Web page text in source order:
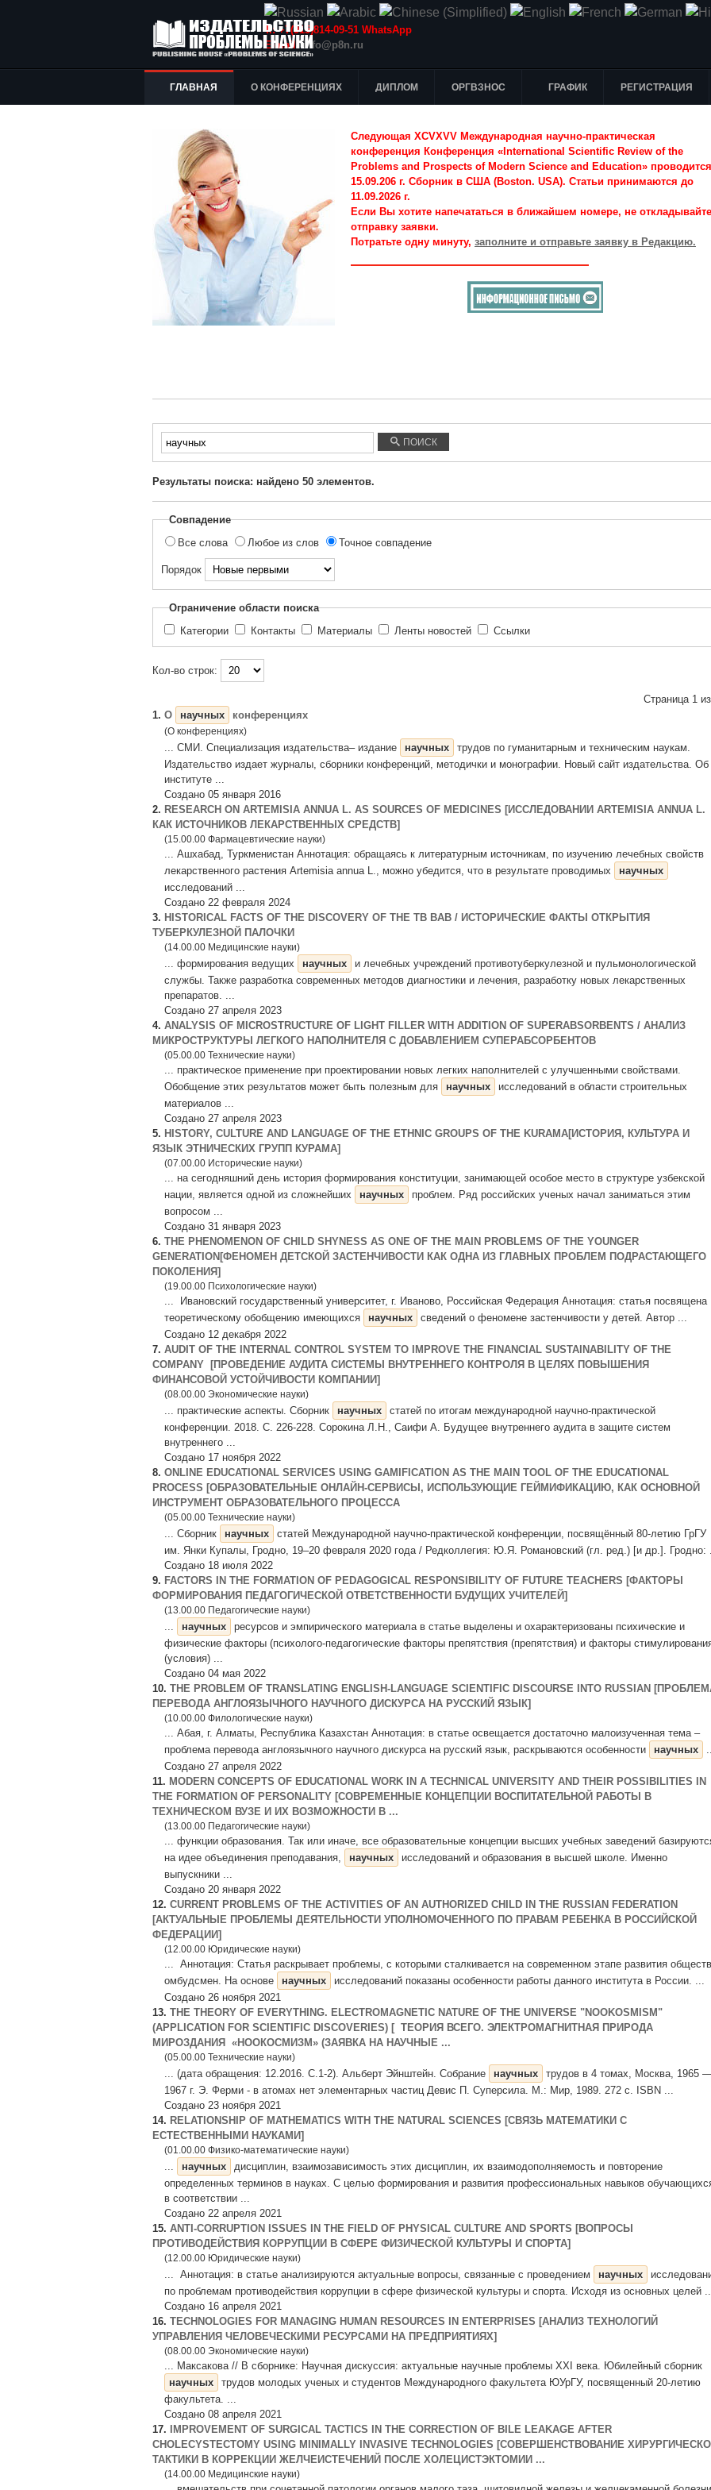
Т.: +7(915)814-09-51 WhatsApp
E-mail:info@p8n.ru
ГЛАВНАЯ О КОНФЕРЕНЦИЯХ ДИПЛОМ ОРГВЗНОС ГРАФИК РЕГИСТРАЦИЯ
Следующая XCVXVV Международная научно-практическая
конференция Конференция «International Scientific Review of the
Problems and Prospects of Modern Science and Education» проводится
15.09.206 г. Сборник в США (Boston. USA). Статьи принимаются до
11.09.2026 г.
Если Вы хотите напечататься в ближайшем номере, не откладывайте
отправку заявки.
Потратьте одну минуту, заполните и отправьте заявку в Редакцию.
Введите
текст
поиска...
ПОИСК
Результаты поиска: найдено 50 элементов.
Совпадение
Все слова
Любое из слов Точное совпадение
Порядок
Ограничение области поиска
Категории
Контакты Материалы Ленты новостей Ссылки
Кол-во строк:
Страница 1
1. О научных конференциях
(О конференциях)
... СМИ. Специализация издательства– издание научных
трудов по гуманитарным и техническим наукам.
Издательство издает журналы, сборники конференций, методички и монографии. Новый сайт издательства. Об
институте ...
Создано 05 января 2016
2. RESEARCH ON ARTEMISIA ANNUA L. AS SOURCES OF MEDICINES [ИССЛЕДОВАНИИ ARTEMISIA ANNUA L.
КАК ИСТОЧНИКОВ ЛЕКАРСТВЕННЫХ СРЕДСТВ]
(15.00.00 Фармацевтические науки)
... Ашхабад, Туркменистан Аннотация: обращаясь к литературным источникам, по изучению лечебных свойств
лекарственного растения Artemisia annua L., можно убедится, что в результате проводимых
научных
исследований ...
Создано 22 февраля 2024
3. HISTORICAL FACTS OF THE DISCOVERY OF THE TB BAB / ИСТОРИЧЕСКИЕ ФАКТЫ ОТКРЫТИЯ
ТУБЕРКУЛЕЗНОЙ ПАЛОЧКИ
(14.00.00 Медицинские науки)
... формирования ведущих научных
и лечебных учреждений противотуберкулезной и пульмонологической
службы. Также разработка современных методов диагностики и лечения, разработку новых лекарственных
препаратов. ...
Создано 27 апреля 2023
4. ANALYSIS OF MICROSTRUCTURE OF LIGHT FILLER WITH ADDITION OF SUPERABSORBENTS / АНАЛИЗ
МИКРОСТРУКТУРЫ ЛЕГКОГО НАПОЛНИТЕЛЯ С ДОБАВЛЕНИЕМ СУПЕРАБСОРБЕНТОВ
(05.00.00 Технические науки)
... практическое применение при проектировании новых легких наполнителей с улучшенными свойствами.
Обобщение этих результатов может быть полезным для
научных
исследований в области строительных
материалов ...
Создано 27 апреля 2023
5. HISTORY, CULTURE AND LANGUAGE OF THE ETHNIC GROUPS OF THE KURAMA[ИСТОРИЯ, КУЛЬТУРА И
ЯЗЫК ЭТНИЧЕСКИХ ГРУПП КУРАМА]
(07.00.00 Исторические науки)
... на сегодняшний день история формирования конституции, занимающей особое место в структуре узбекской
нации, является одной из сложнейших
научных
проблем. Ряд российских ученых начал заниматься этим
вопросом ...
Создано 31 января 2023
6. THE PHENOMENON OF CHILD SHYNESS AS ONE OF THE MAIN PROBLEMS OF THE YOUNGER
GENERATION[ФЕНОМЕН ДЕТСКОЙ ЗАСТЕНЧИВОСТИ КАК ОДНА ИЗ ГЛАВНЫХ ПРОБЛЕМ ПОДРАСТАЮЩЕГО
ПОКОЛЕНИЯ]
(19.00.00 Психологические науки)
... Ивановский государственный университет, г. Иваново, Российская Федерация Аннотация: статья посвящена
теоретическому обобщению имеющихся
научных
сведений о феномене застенчивости у детей. Автор ...
Создано 12 декабря 2022
7. AUDIT OF THE INTERNAL CONTROL SYSTEM TO IMPROVE THE FINANCIAL SUSTAINABILITY OF THE
COMPANY [ПРОВЕДЕНИЕ АУДИТА СИСТЕМЫ ВНУТРЕННЕГО КОНТРОЛЯ В ЦЕЛЯХ ПОВЫШЕНИЯ
ФИНАНСОВОЙ УСТОЙЧИВОСТИ КОМПАНИИ]
(08.00.00 Экономические науки)
... практические аспекты. Сборник научных
статей по итогам международной научно-практической
конференции. 2018. С. 226-228. Сорокина Л.Н., Саифи А. Будущее внутреннего аудита в защите систем
внутреннего ...
Создано 17 ноября 2022
8. ONLINE EDUCATIONAL SERVICES USING GAMIFICATION AS THE MAIN TOOL OF THE EDUCATIONAL
PROCESS [ОБРАЗОВАТЕЛЬНЫЕ ОНЛАЙН-СЕРВИСЫ, ИСПОЛЬЗУЮЩИЕ ГЕЙМИФИКАЦИЮ, КАК ОСНОВНОЙ
ИНСТРУМЕНТ ОБРАЗОВАТЕЛЬНОГО ПРОЦЕССА
(05.00.00 Технические науки)
... Сборник научных
статей Международной научно-практической конференции, посвящённый 80-летию ГрГУ
им. Янки Купалы, Гродно, 19–20 февраля 2020 года / Редколлегия: Ю.Я. Романовский (гл. ред.) [и др.]. Гродно:
Создано 18 июля 2022
9. FACTORS IN THE FORMATION OF PEDAGOGICAL RESPONSIBILITY OF FUTURE TEACHERS [ФАКТОРЫ
ФОРМИРОВАНИЯ ПЕДАГОГИЧЕСКОЙ ОТВЕТСТВЕННОСТИ БУДУЩИХ УЧИТЕЛЕЙ]
(13.00.00 Педагогические науки)
... научных
ресурсов и эмпирического материала в статье выделены и охарактеризованы психические и
физические факторы (психолого-педагогические факторы препятствия (препятствия) и факторы
(условия) ...
Создано 04 мая 2022
10. THE PROBLEM OF TRANSLATING ENGLISH-LANGUAGE SCIENTIFIC DISCOURSE INTO RUSSIAN
ПЕРЕВОДА АНГЛОЯЗЫЧНОГО НАУЧНОГО ДИСКУРСА НА РУССКИЙ ЯЗЫК]
(10.00.00 Филологические науки)
... Абая, г. Алматы, Республика Казахстан Аннотация: в статье освещается достаточно малоизученная тема –
проблема перевода англоязычного научного дискурса на русский язык, раскрываются особенности
научных
Создано 27 апреля 2022
11. MODERN CONCEPTS OF EDUCATIONAL WORK IN A TECHNICAL UNIVERSITY AND THEIR POSSIBILITIES IN
THE FORMATION OF PERSONALITY [СОВРЕМЕННЫЕ КОНЦЕПЦИИ ВОСПИТАТЕЛЬНОЙ РАБОТЫ В
ТЕХНИЧЕСКОМ ВУЗЕ И ИХ ВОЗМОЖНОСТИ В ...
(13.00.00 Педагогические науки)
... функции образования. Так или иначе, все образовательные концепции высших учебных заведений
на идее объединения преподавания,
научных
исследований и образования в высшей школе. Именно
выпускники ...
Создано 20 января 2022
12. CURRENT PROBLEMS OF THE ACTIVITIES OF AN AUTHORIZED CHILD IN THE RUSSIAN FEDERATION
[АКТУАЛЬНЫЕ ПРОБЛЕМЫ ДЕЯТЕЛЬНОСТИ УПОЛНОМОЧЕННОГО ПО ПРАВАМ РЕБЕНКА В РОССИЙСКОЙ
ФЕДЕРАЦИИ]
(12.00.00 Юридические науки)
... Аннотация: Статья раскрывает проблемы, с которыми сталкивается на современном этапе развития
омбудсмен. На основе
научных
исследований показаны особенности работы данного института в России. ...
Создано 26 ноября 2021
13. THE THEORY OF EVERYTHING. ELECTROMAGNETIC NATURE OF THE UNIVERSE "NOOKOSMISM"
(APPLICATION FOR SCIENTIFIC DISCOVERIES) [ ТЕОРИЯ ВСЕГО. ЭЛЕКТРОМАГНИТНАЯ ПРИРОДА
МИРОЗДАНИЯ «НООКОСМИЗМ» (ЗАЯВКА НА НАУЧНЫЕ ...
(05.00.00 Технические науки)
... (дата обращения: 12.2016. С.1-2). Альберт Эйнштейн. Собрание научных
трудов в 4 томах, Москва, 1965
1967 г. Э. Ферми - в атомах нет элементарных частиц Девис П. Суперсила. М.: Мир, 1989. 272 c. ISBN ...
Создано 23 ноября 2021
14. RELATIONSHIP OF MATHEMATICS WITH THE NATURAL SCIENCES [СВЯЗЬ МАТЕМАТИКИ С
ЕСТЕСТВЕННЫМИ НАУКАМИ]
(01.00.00 Физико-математические науки)
... научных
дисциплин, взаимозависимость этих дисциплин, их взаимодополняемость и повторение
определенных терминов в науках. С целью формирования и развития профессиональных навыков
в соответствии ...
Создано 22 апреля 2021
15. ANTI-CORRUPTION ISSUES IN THE FIELD OF PHYSICAL CULTURE AND SPORTS [ВОПРОСЫ
ПРОТИВОДЕЙСТВИЯ КОРРУПЦИИ В СФЕРЕ ФИЗИЧЕСКОЙ КУЛЬТУРЫ И СПОРТА]
(12.00.00 Юридические науки)
... Аннотация: в статье анализируются актуальные вопросы, связанные с проведением научных
по проблемам противодействия коррупции в сфере физической культуры и спорта. Исходя из основных целей
Создано 16 апреля 2021
16. TECHNOLOGIES FOR MANAGING HUMAN RESOURCES IN ENTERPRISES [АНАЛИЗ ТЕХНОЛОГИЙ
УПРАВЛЕНИЯ ЧЕЛОВЕЧЕСКИМИ РЕСУРСАМИ НА ПРЕДПРИЯТИЯХ]
(08.00.00 Экономические науки)
... Максакова // В сборнике: Научная дискуссия: актуальные научные проблемы XXΙ века. Юбилейный сборник
научных
трудов молодых ученых и студентов Международного факультета ЮУрГУ, посвященный 20-летию
факультета. ...
Создано 08 апреля 2021
17.
IMPROVEMENT OF SURGICAL TACTICS IN THE CORRECTION OF BILE LEAKAGE AFTER
CHOLECYSTECTOMY USING MINIMALLY INVASIVE TECHNOLOGIES [СОВЕРШЕНСТВОВАНИЕ
ТАКТИКИ В КОРРЕКЦИИ ЖЕЛЧЕИСТЕЧЕНИЙ ПОСЛЕ ХОЛЕЦИСТЭКТОМИИ ...
(14.00.00 Медицинские науки)